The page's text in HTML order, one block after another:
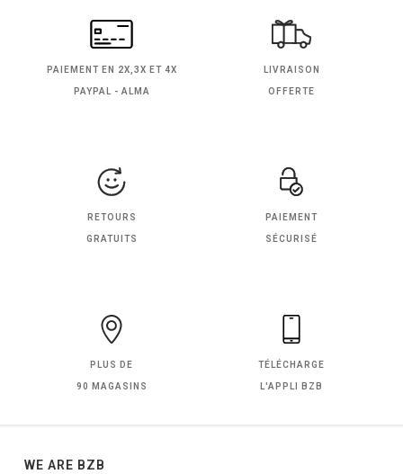
PAIEMENT EN 2X,3X ET 4X
PAYPAL - ALMA
LIVRAISON
OFFERTE
RETOURS
GRATUITS
PAIEMENT
SÉCURISÉ
PLUS DE
90 MAGASINS
TÉLÉCHARGE
L'APPLI BZB
WE ARE BZB